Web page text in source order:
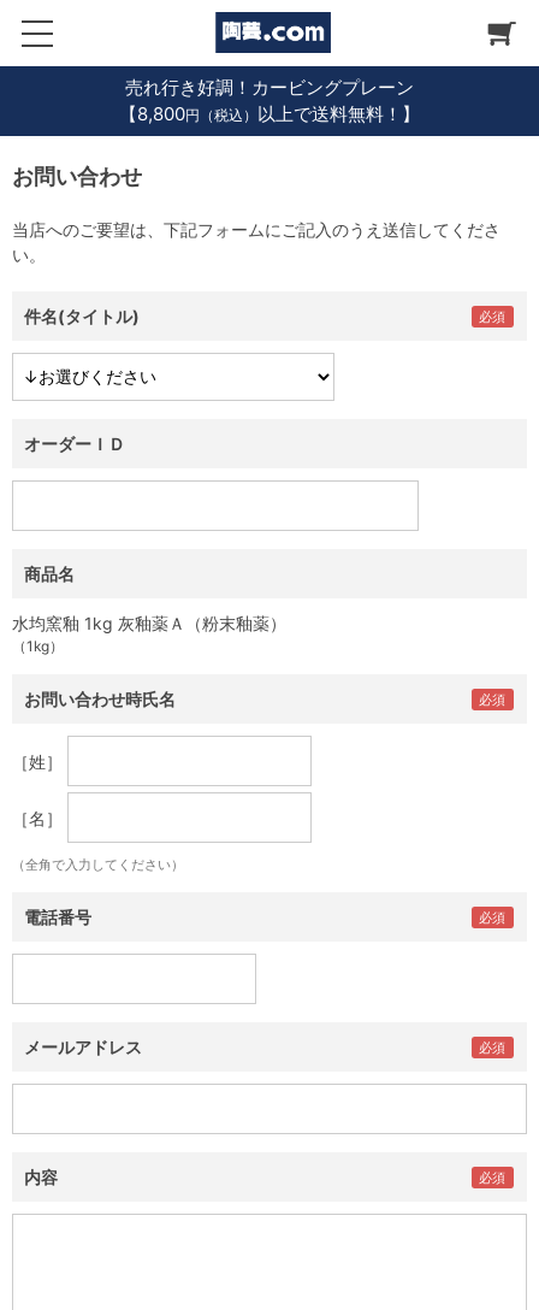
売れ行き好調！カービングプレーン
【8,800円（税込） 以上で送料無料！】
お問い合わせ
当店へのご要望は、下記フォームにご記入のうえ送信してくださ
い。
件名(タイトル)
オーダーＩＤ
商品名
水均窯釉 1kg 灰釉薬Ａ（粉末釉薬）
（1kg）
お問い合わせ時氏名
［姓］
［名］
（全角で入力してください）
電話番号
メールアドレス
内容